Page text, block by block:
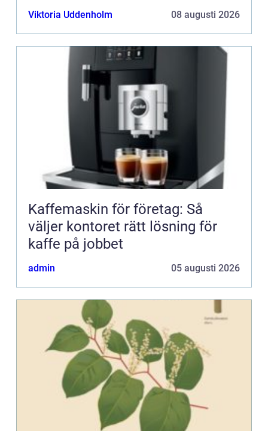
Viktoria Uddenholm 08 augusti 2026
Kaffemaskin för företag: Så
väljer kontoret rätt lösning för
kaffe på jobbet
admin 05 augusti 2026